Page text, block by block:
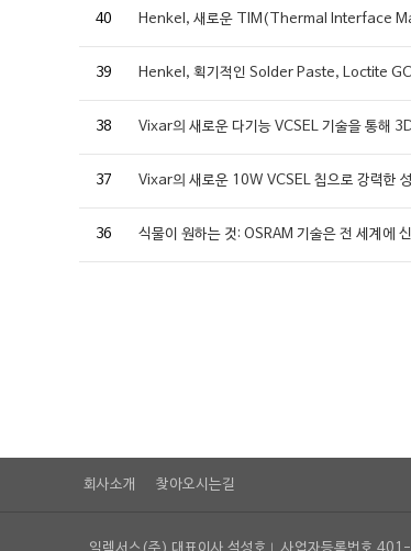
40 Henkel, 새로운 TIM(Thermal Interface
39 Henkel, 획기적인 Solder Paste, Loctite
38 Vixar의 새로운 다기능 VCSEL 기술을 통해
37 Vixar의 새로운 10W VCSEL 칩으로 강력한
36 식물이 원하는 것: OSRAM 기술은 전 세계에
회사소개 찾아오시는길